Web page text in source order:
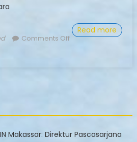
Read more
Comments Off
Makassar: Direktur Pascasarjana